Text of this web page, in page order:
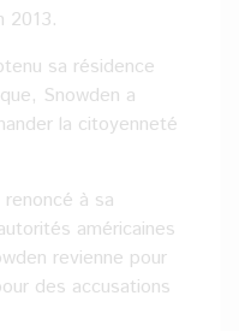
2013.
sa résidence
Snowden a
la citoyenneté
renoncé à sa
américaines
revienne pour
des accusations